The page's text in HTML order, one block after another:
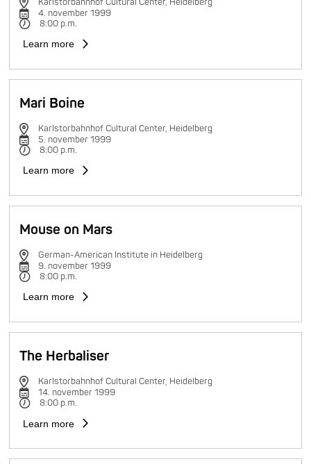
4. november 1999
8:00 p.m.
Learn more
Mari Boine
Karlstorbahnhof Cultural Center, Heidelberg
5. november 1999
8:00 p.m.
Learn more
Mouse on Mars
German-American Institute in Heidelberg
9. november 1999
8:00 p.m.
Learn more
The Herbaliser
Karlstorbahnhof Cultural Center, Heidelberg
14. november 1999
8:00 p.m.
Learn more